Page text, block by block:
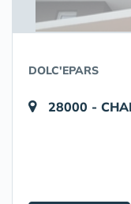
DOLC'EPARS
28000 -